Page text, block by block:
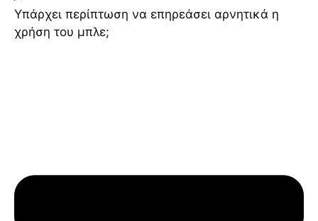
Υπάρχει περίπτωση να επηρεάσει αρνητικά η
χρήση του μπλε;